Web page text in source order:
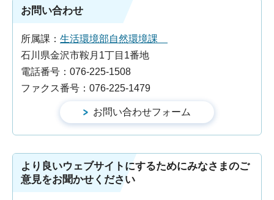
お問い合わせ
所属課： 生活環境部自然環境課
石川県金沢市鞍月1丁目1番地
電話番号：076-225-1508
ファクス番号：076-225-1479
より良いウェブサイトにするためにみなさまのご
意見をお聞かせください